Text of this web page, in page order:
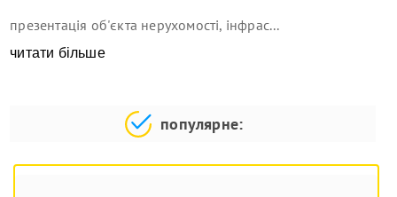
презентація об'єкта нерухомості, інфрас...
читати більше
популярне: